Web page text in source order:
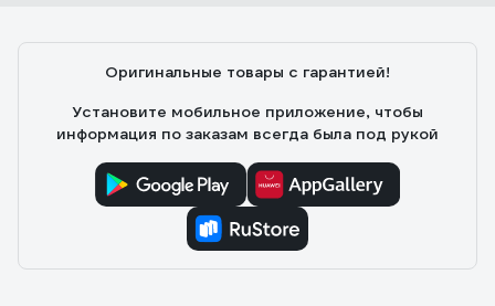
Оригинальные товары с гарантией!
Установите мобильное приложение, чтобы
информация по заказам всегда была под рукой